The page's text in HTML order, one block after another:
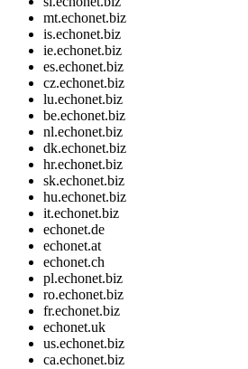
mt.echonet.biz
is.echonet.biz
ie.echonet.biz
es.echonet.biz
cz.echonet.biz
lu.echonet.biz
be.echonet.biz
nl.echonet.biz
dk.echonet.biz
hr.echonet.biz
sk.echonet.biz
hu.echonet.biz
it.echonet.biz
echonet.de
echonet.at
echonet.ch
pl.echonet.biz
ro.echonet.biz
fr.echonet.biz
echonet.uk
us.echonet.biz
ca.echonet.biz